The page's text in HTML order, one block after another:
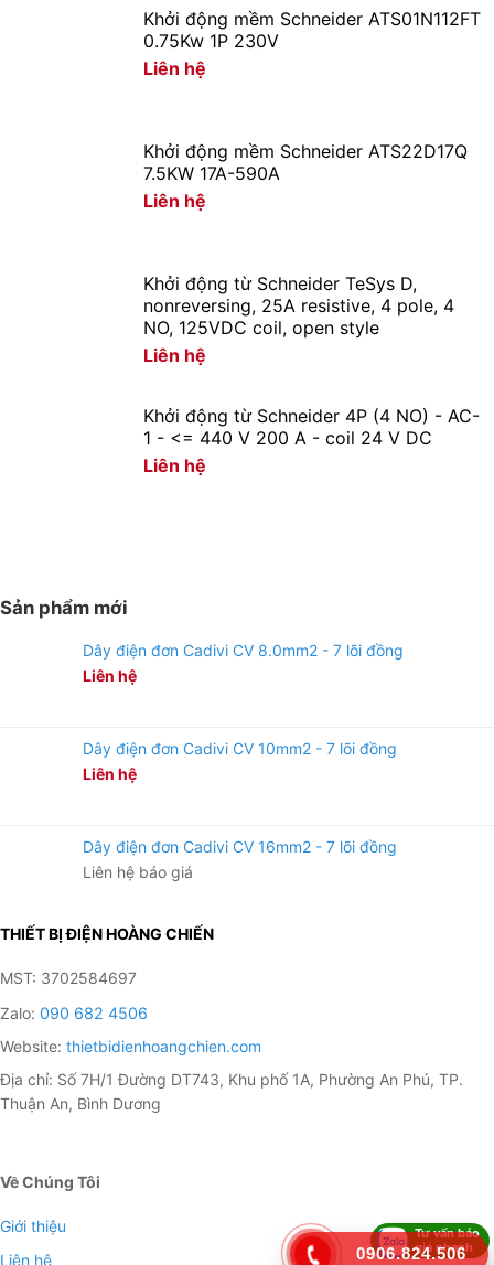
Khởi động mềm Schneider ATS01N112FT
0.75Kw 1P 230V
Liên hệ
Khởi động mềm Schneider ATS22D17Q
7.5KW 17A-590A
Liên hệ
Khởi động từ Schneider TeSys D,
nonreversing, 25A resistive, 4 pole, 4
NO, 125VDC coil, open style
Liên hệ
Khởi động từ Schneider 4P (4 NO) - AC-
1 - <= 440 V 200 A - coil 24 V DC
Liên hệ
Sản phẩm mới
Dây điện đơn Cadivi CV 8.0mm2 - 7 lõi đồng
Liên hệ
Dây điện đơn Cadivi CV 10mm2 - 7 lõi đồng
Liên hệ
Dây điện đơn Cadivi CV 16mm2 - 7 lõi đồng
Liên hệ báo giá
THIẾT BỊ ĐIỆN HOÀNG CHIẾN
MST: 3702584697
Zalo: 090 682 4506
Website: thietbidienhoangchien.com
Địa chỉ: Số 7H/1 Đường DT743, Khu phố 1A, Phường An Phú, TP.
Thuận An, Bình Dương
Về Chúng Tôi
Giới thiệu
Liên hệ
Tư vấn báo
giá nhanh
0906.824.506